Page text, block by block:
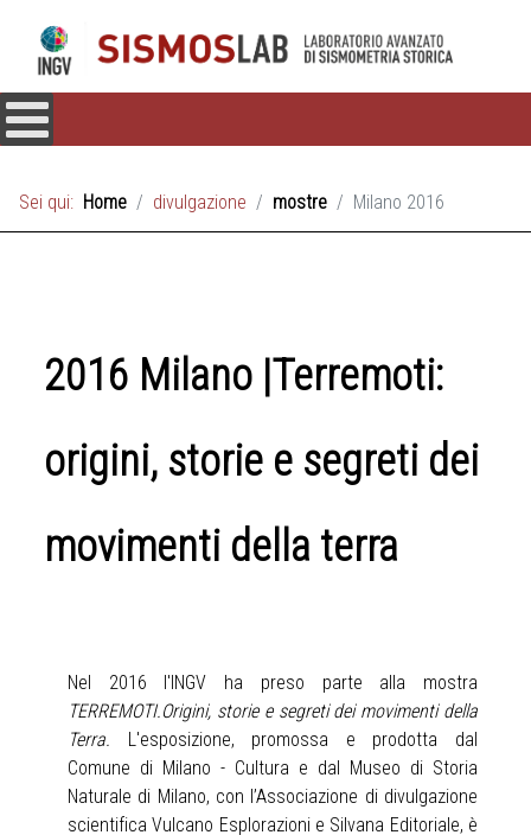
Sei qui: Home divulgazione mostre Milano 2016
2016 Milano |Terremoti:
origini, storie e segreti dei
movimenti della terra
Nel 2016 l'INGV ha preso parte alla mostra
TERREMOTI.Origini, storie e segreti dei movimenti della
Terra. L'esposizione, promossa e prodotta dal
Comune di Milano - Cultura e dal Museo di Storia
Naturale di Milano, con l’Associazione di divulgazione
scientifica Vulcano Esplorazioni e Silvana Editoriale, è